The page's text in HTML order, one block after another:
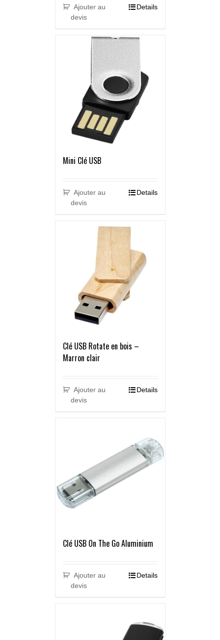
Ajouter au
devis
Details
Mini Clé USB
Ajouter au
devis
Details
Clé USB Rotate en bois –
Marron clair
Ajouter au
devis
Details
Clé USB On The Go Aluminium
Ajouter au
devis
Details